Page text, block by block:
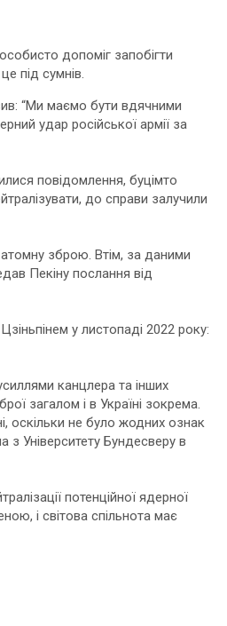
допоміг запобігти
під сумнів.
“Ми маємо бути вдячними
удар російської армії за
повідомлення, буцімто
до справи залучили
зброю. Втім, за даними
Пекіну послання від
у листопаді 2022 року:
канцлера та інших
загалом і в Україні зокрема.
оскільки не було жодних ознак
Університету Бундесверу в
потенційної ядерної
і світова спільнота має